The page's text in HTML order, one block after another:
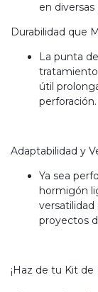
en diversas
Durabilidad que
La punta
útil
perforación.
Adaptabilidad y
Ya sea
hormigón
versatilidad
proyectos
¡Haz de tu Kit